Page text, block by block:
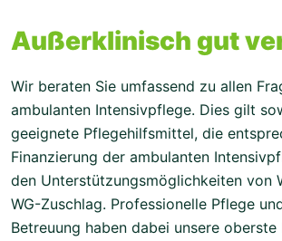
Außerklinisch gut
Wir beraten Sie umfassend zu allen
ambulanten Intensivpflege. Dies gilt
geeignete Pflegehilfsmittel, die
Finanzierung der ambulanten
den Unterstützungsmöglichkeiten von
WG-Zuschlag. Professionelle Pflege
Betreuung haben dabei unsere